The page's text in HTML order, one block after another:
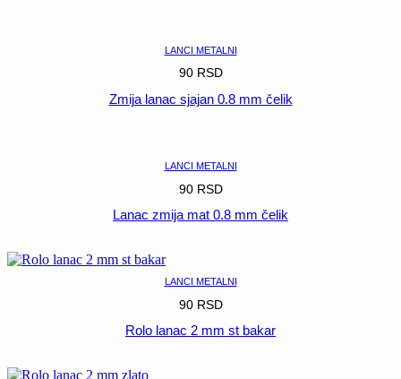
LANCI METALNI
90 RSD
Zmija lanac sjajan 0.8 mm čelik
LANCI METALNI
90 RSD
Lanac zmija mat 0.8 mm čelik
LANCI METALNI
90 RSD
Rolo lanac 2 mm st bakar